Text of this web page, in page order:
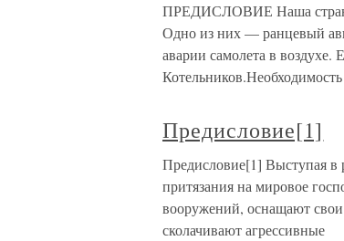
ПРЕДИСЛОВИЕ Наша страна
Одно из них — ранцевый
аварии самолета в воздухе.
Предисловие[1]
Предисловие[1] Выступая в
притязания на мировое
вооружений, оснащают
сколачивают агрессивные